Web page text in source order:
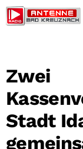
Zwei
Stadt